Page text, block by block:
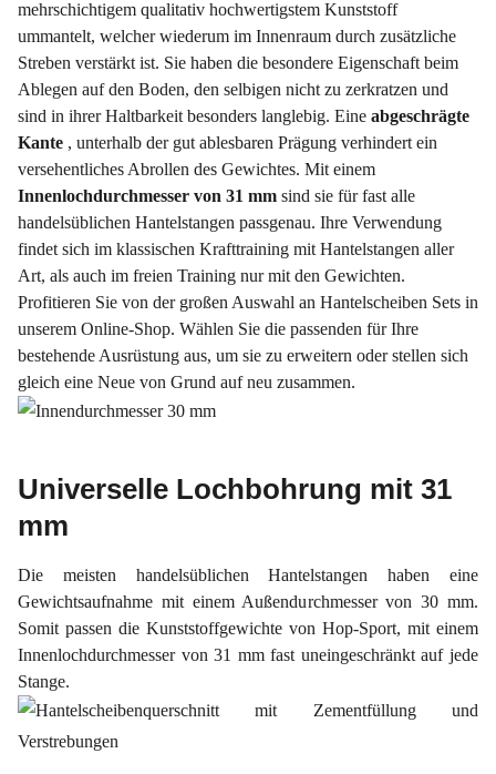
mehrschichtigem qualitativ hochwertigstem Kunststoff
ummantelt, welcher wiederum im Innenraum durch zusätzliche
Streben verstärkt ist. Sie haben die besondere Eigenschaft beim
Ablegen auf den Boden, den selbigen nicht zu zerkratzen und
sind in ihrer Haltbarkeit besonders langlebig. Eine abgeschrägte
Kante , unterhalb der gut ablesbaren Prägung verhindert ein
versehentliches Abrollen des Gewichtes. Mit einem
Innenlochdurchmesser von 31 mm sind sie für fast alle
handelsüblichen Hantelstangen passgenau. Ihre Verwendung
findet sich im klassischen Krafttraining mit Hantelstangen aller
Art, als auch im freien Training nur mit den Gewichten.
Profitieren Sie von der großen Auswahl an Hantelscheiben Sets in
unserem Online-Shop. Wählen Sie die passenden für Ihre
bestehende Ausrüstung aus, um sie zu erweitern oder stellen sich
gleich eine Neue von Grund auf neu zusammen.
Universelle Lochbohrung mit 31
mm
Die meisten handelsüblichen Hantelstangen haben eine
Gewichtsaufnahme mit einem Außendurchmesser von 30 mm.
Somit passen die Kunststoffgewichte von Hop-Sport, mit einem
Innenlochdurchmesser von 31 mm fast uneingeschränkt auf jede
Stange.